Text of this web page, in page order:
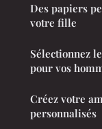
Des papiers
votre fille
Sélectionnez
pour vos
Créez votre
personnalisés